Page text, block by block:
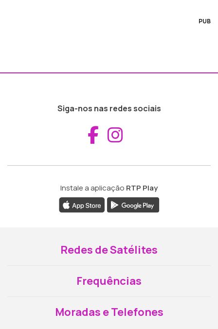
PUB
Siga-nos nas redes sociais
Aceder ao
Instale a aplicação RTP Play
Redes de Satélites
Frequências
Moradas e Telefones